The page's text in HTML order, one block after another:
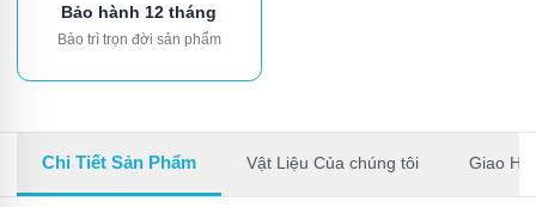
Bảo hành 12 tháng
Bảo trì trọn đời sản phẩm
Chi Tiết Sản Phẩm Vật Liệu Của chúng tôi Giao